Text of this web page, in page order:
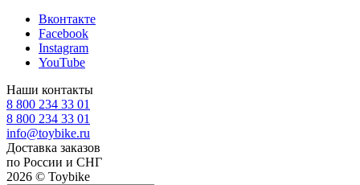
Вконтакте
Facebook
Instagram
YouTube
Наши контакты
8 800 234 33 01
8 800 234 33 01
info@toybike.ru
Доставка заказов
по России и СНГ
2026 © Toybike